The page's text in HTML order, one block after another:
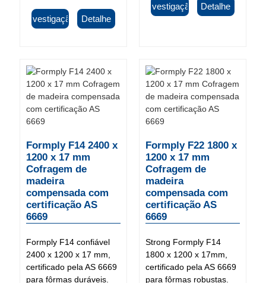
Investigação Detalhe
Investigação Detalhe
Formply F14 2400 x
1200 x 17 mm
Cofragem de
madeira
compensada com
certificação AS
6669
Formply F14 confiável
2400 x 1200 x 17 mm,
certificado pela AS 6669
para fôrmas duráveis.
Formply F22 1800 x
1200 x 17 mm
Cofragem de
madeira
compensada com
certificação AS
6669
Strong Formply F14
1800 x 1200 x 17mm,
certificado pela AS 6669
para fôrmas robustas.